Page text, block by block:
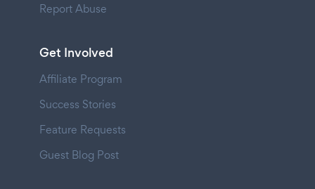
Report Abuse
Get Involved
Affiliate Program
Success Stories
Feature Requests
Guest Blog Post